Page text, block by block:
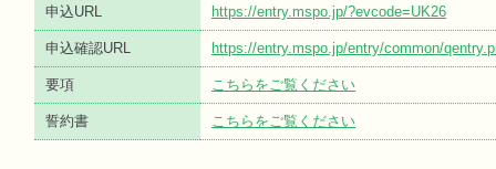
申込URL https://entry.mspo.jp/?evcode=UK26
申込確認URL https://entry.mspo.jp/entry/common/
要項 こちらをご覧ください
誓約書 こちらをご覧ください